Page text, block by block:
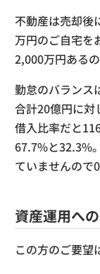
不動産は売却後
万円のご自宅を
2,000万円ある
勤怠のバランス
合計20億円に対
借入比率だと
67.7%と32.3%
ていませんので
資産運用へ
この方のご要望